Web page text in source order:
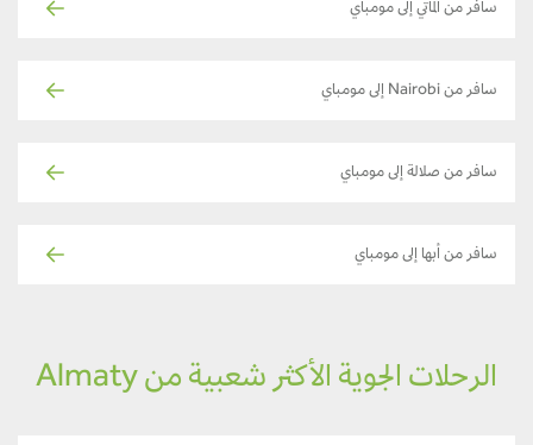
سافر من ألماتي إلى مومباي
سافر من Nairobi إلى مومباي
سافر من صلالة إلى مومباي
سافر من أبها إلى مومباي
الرحلات الجوية الأكثر شعبية من Almaty